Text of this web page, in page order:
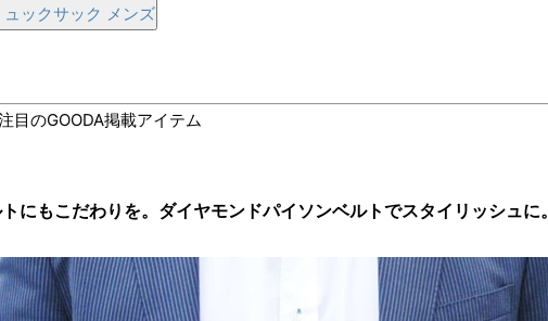
ックサック メンズ
目のGOODA掲載アイテム
にもこだわりを。ダイヤモンドパイソンベルトでスタイリッシュに。